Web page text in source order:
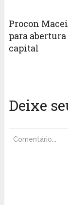
Procon
para
capital
Deixe